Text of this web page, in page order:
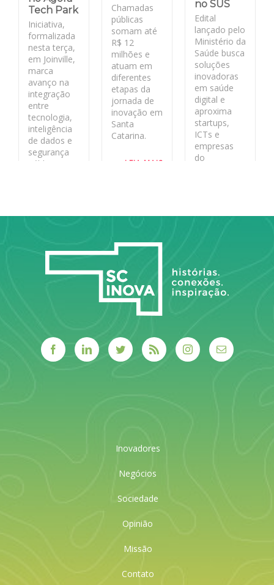
Tech Park
Iniciativa,
formalizada
nesta terça,
em Joinville,
marca
avanço na
integração
entre
tecnologia,
inteligência
de dados e
segurança
pública no
Chamadas
públicas
somam até
R$ 12
milhões e
atuam em
diferentes
etapas da
jornada de
inovação em
Santa
Catarina.
LEIA MAIS
no SUS
Edital
lançado pelo
Ministério da
Saúde busca
soluções
inovadoras
em saúde
digital e
aproxima
startups,
ICTs e
empresas
do
sistema
Inovadores
Negócios
Sociedade
Opinião
Missão
Contato